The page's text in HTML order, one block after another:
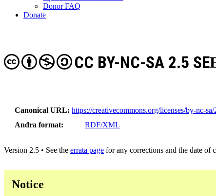
Donor FAQ
Donate
CC BY-NC-SA 2.5 SE
Canonical URL
https://creativecommons.org/licenses/by-nc-sa/
Andra format
RDF/XML
Version 2.5 • See the errata page for any corrections and the date of
Notice